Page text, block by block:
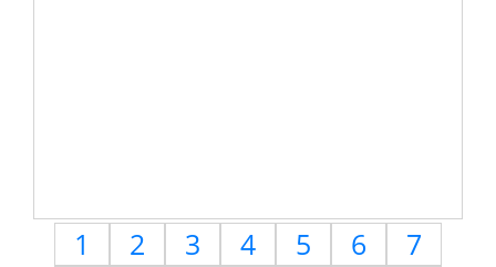
1 2 3 4 5 6
7